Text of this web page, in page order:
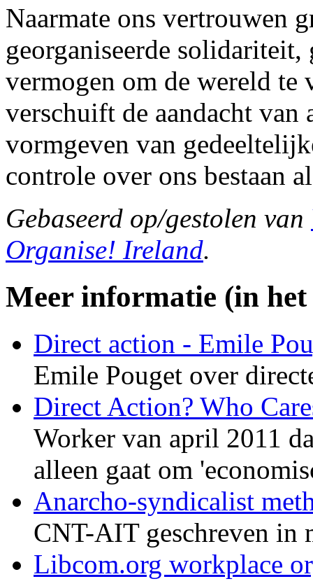
Naarmate ons vertrouwen
georganiseerde
vermogen om de wereld te
verschuift de aandacht van
vormgeven van
controle over ons bestaan
Gebaseerd op/gestolen van
Organise! Ireland.
Meer informatie (in het
Direct action - Emile
Emile Pouget over
Direct Action? Who
Worker van april 2011
alleen gaat om
Anarcho-syndicalist
CNT-AIT geschreven in
Libcom.org workplace